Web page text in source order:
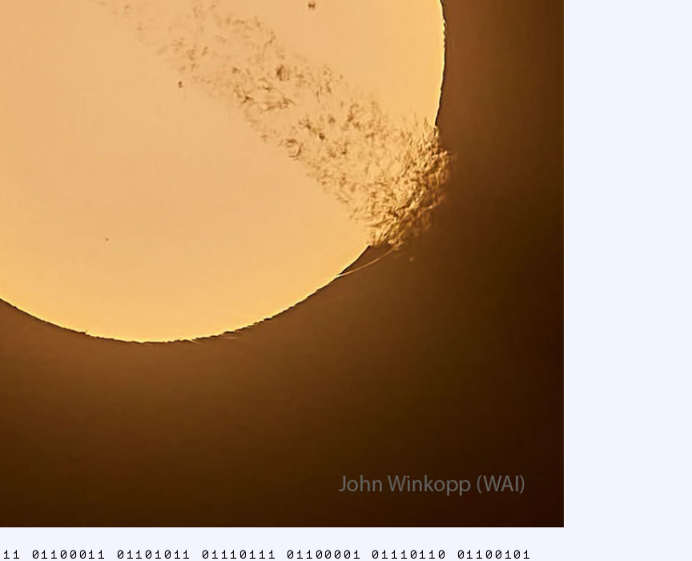
01100011 01101011 01110111 01100001 01110110 01100101